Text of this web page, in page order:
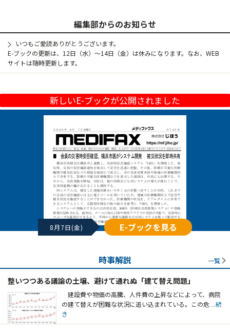
編集部からのお知らせ
いつもご愛読ありがとうございます。
E-ブックの更新は、12日（水）～14日（金）は休みになります。なお、WEB
サイトは随時更新します。
新しいE-ブックが公開されました
8月7日(金) E-ブックを見る
時事解説 一覧
整いつつある議論の土壌、避けて通れぬ「建て替え問題」
建設費や物価の高騰、人件費の上昇などによって、病院
の建て替えが困難な状況に追い込まれている。この危 ...続
き